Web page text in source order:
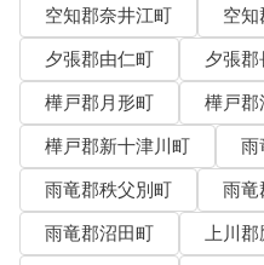
空知郡奈井江町
空知
夕張郡由仁町
夕張
樺戸郡月形町
樺戸郡
樺戸郡新十津川町
雨
雨竜郡秩父別町
雨竜
雨竜郡沼田町
上川郡